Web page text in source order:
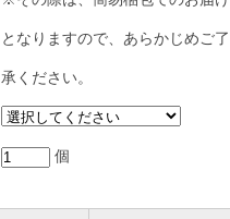
となりますので、あらかじめご了
承ください。
個